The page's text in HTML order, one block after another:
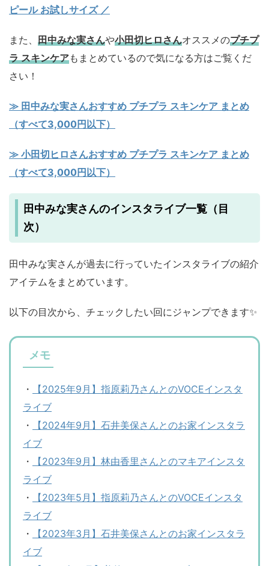
ピール お試しサイズ／
また、 田中みな実さんや小田切ヒロさんオススメのプチプ
ラ スキンケアもまとめているので気になる方はご覧くだ
さい！
≫ 田中みな実さんおすすめ プチプラ スキンケア まとめ
（すべて3,000円以下）
≫ 小田切ヒロさんおすすめ プチプラ スキンケア まとめ
（すべて3,000円以下）
田中みな実さんのインスタライブ一覧（目
次）
田中みな実さんが過去に行っていたインスタライブの紹介
アイテムをまとめています。
以下の目次から、チェックしたい回にジャンプできます✨
メモ
・
【2025年9月】指原莉乃さんとのVOCEインスタ
ライブ
・
【2024年9月】石井美保さんとのお家インスタラ
イブ
・
【2023年9月】林由香里さんとのマキアインスタ
ライブ
・
【2023年5月】指原莉乃さんとのVOCEインスタ
ライブ
・
【2023年3月】石井美保さんとのお家インスタラ
イブ